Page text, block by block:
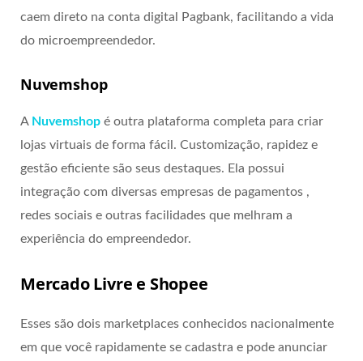
caem direto na conta digital Pagbank, facilitando a vida
do microempreendedor.
Nuvemshop
A Nuvemshop é outra plataforma completa para criar
lojas virtuais de forma fácil. Customização, rapidez e
gestão eficiente são seus destaques. Ela possui
integração com diversas empresas de pagamentos ,
redes sociais e outras facilidades que melhram a
experiência do empreendedor.
Mercado Livre e Shopee
Esses são dois marketplaces conhecidos nacionalmente
em que você rapidamente se cadastra e pode anunciar